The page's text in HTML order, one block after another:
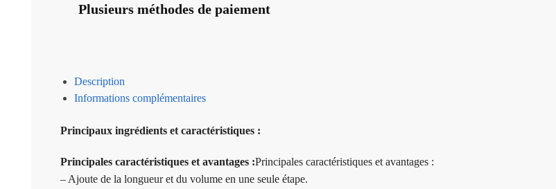
Plusieurs méthodes de paiement
Description
Informations complémentaires
Principaux ingrédients et caractéristiques :
Principales caractéristiques et avantages :Principales caractéristiques et avantages :
– Ajoute de la longueur et du volume en une seule étape.